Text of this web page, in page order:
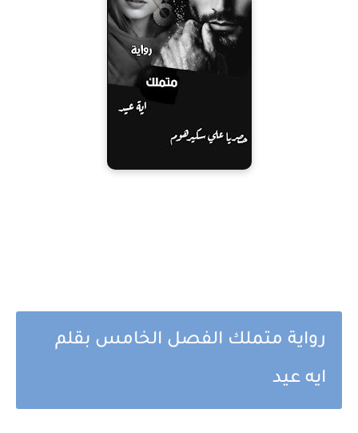
رواية متملك الفصل الخامس بقلم
ايه عيد